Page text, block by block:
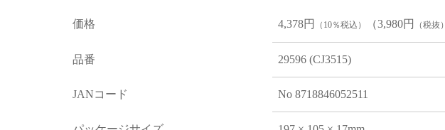
価格 4,378円 （10％税込） （3,980円 （税抜）
品番 29596 (CJ3515)
JANコード No 8718846052511